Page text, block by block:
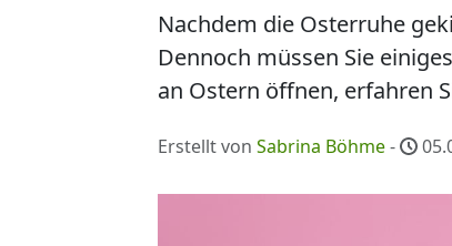
Nachdem die Osterruhe
Dennoch müssen Sie
an Ostern öffnen, erfahren
Erstellt von Sabrina Böhme-